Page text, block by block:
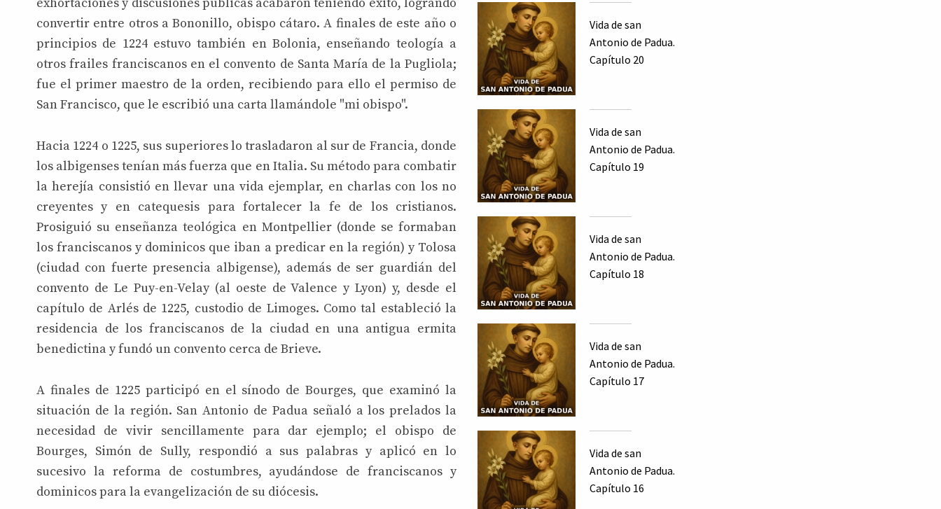
convertir entre otros a Bononillo, obispo cátaro. A finales de este año o
principios de 1224 estuvo también en Bolonia, enseñando teología a
otros frailes franciscanos en el convento de Santa María de la Pugliola;
fue el primer maestro de la orden, recibiendo para ello el permiso de
San Francisco, que le escribió una carta llamándole "mi obispo".
Hacia 1224 o 1225, sus superiores lo trasladaron al sur de Francia, donde
los albigenses tenían más fuerza que en Italia. Su método para combatir
la herejía consistió en llevar una vida ejemplar, en charlas con los no
creyentes y en catequesis para fortalecer la fe de los cristianos.
Prosiguió su enseñanza teológica en Montpellier (donde se formaban
los franciscanos y dominicos que iban a predicar en la región) y Tolosa
(ciudad con fuerte presencia albigense), además de ser guardián del
convento de Le Puy-en-Velay (al oeste de Valence y Lyon) y, desde el
capítulo de Arlés de 1225, custodio de Limoges. Como tal estableció la
residencia de los franciscanos de la ciudad en una antigua ermita
benedictina y fundó un convento cerca de Brieve.
A finales de 1225 participó en el sínodo de Bourges, que examinó la
situación de la región. San Antonio de Padua señaló a los prelados la
necesidad de vivir sencillamente para dar ejemplo; el obispo de
Bourges, Simón de Sully, respondió a sus palabras y aplicó en lo
sucesivo la reforma de costumbres, ayudándose de franciscanos y
dominicos para la evangelización de su diócesis.
Vida de san
Antonio de Padua.
Capítulo 20
Vida de san
Antonio de Padua.
Capítulo 19
Vida de san
Antonio de Padua.
Capítulo 18
Vida de san
Antonio de Padua.
Capítulo 17
Vida de san
Antonio de Padua.
Capítulo 16